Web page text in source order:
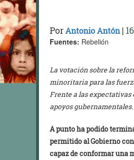
PorAntonio Antón|
Fuentes: Rebelión
La votación sobre la
minoritaria para las
Frente a las
apoyos gubernamentales.
A punto ha podido
permitido al Gobierno
capaz de conformar una